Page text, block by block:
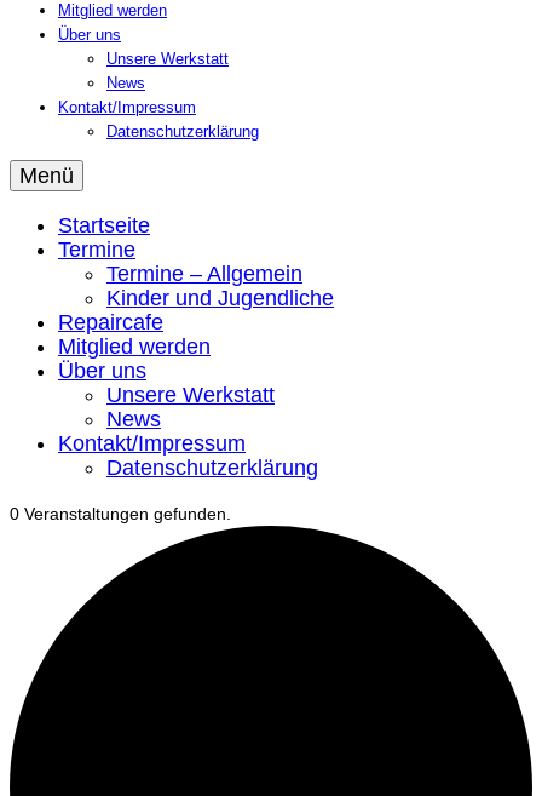
Mitglied werden
Über uns
Unsere Werkstatt
News
Kontakt/Impressum
Datenschutzerklärung
Menü
Startseite
Termine
Termine – Allgemein
Kinder und Jugendliche
Repaircafe
Mitglied werden
Über uns
Unsere Werkstatt
News
Kontakt/Impressum
Datenschutzerklärung
0 Veranstaltungen gefunden.